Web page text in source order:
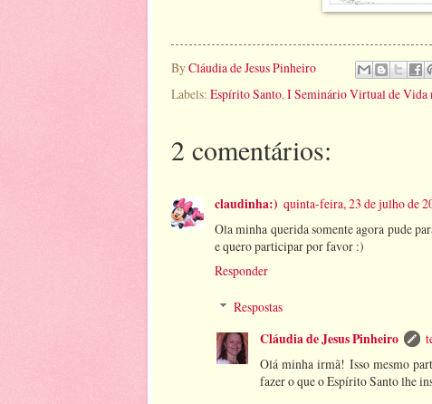
ByCláudia de Jesus Pinheiro
Labels: Espírito Santo,I Seminário Virtual de Vida
2 comentários:
claudinha:) quinta-feira, 23 de julho de
Ola minha querida somente agora pude
e quero participar por favor :)
Responder
Respostas
Cláudia de Jesus Pinheiro
Olá minha irmã! Isso mesmo
fazer o que o Espírito Santo lhe